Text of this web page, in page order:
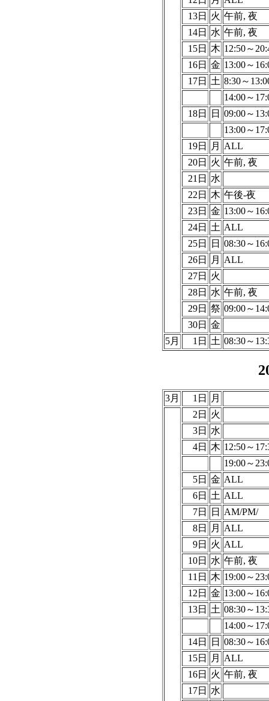
13日
火 午前, 夜
14日
水 午前, 夜
15日
木 12:50～
16日 金 13:00～
17日
土 8:30～
14:00～
18日
日 09:00～
13:00～
19日
月
ALL
20日
火 午前, 夜
21日
水
22日
木 午後-夜
23日 金 13:00～
24日
土 ALL
25日
日 08:30～
26日
月
ALL
27日
火
28日
水 午前, 夜
29日 祭 09:00～
30日 金
5月
1日 土 08:30～
3月 1日
月
2日
火
3日
水
4日
木 12:50～
19:00～
5日 金 ALL
6日
土 ALL
7日
日
AM/PM/
8日
月
ALL
9日
火 ALL
10日
水 午前, 夜
11日
木 19:00～
12日 金 13:00～
13日
土 08:30～
14:00～
14日
日 08:30～
15日
月
ALL
16日
火 午前, 夜
17日
水